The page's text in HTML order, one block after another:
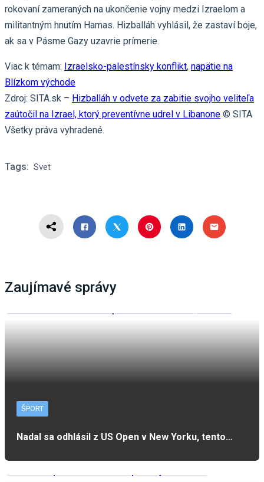
rokovaní zameraných na ukončenie vojny medzi Izraelom a
militantným hnutím Hamas. Hizballáh vyhlásil, že zastaví boje,
ak sa v Pásme Gazy uzavrie prímerie.
Viac k témam: Izraelsko-palestínsky konflikt, napätie na
Blízkom východe
Zdroj: SITA.sk – Hizballáh v odvete za zabitie svojho veliteľa
zaútočil na Izrael, ktorý preventívne udrel v Libanone © SITA
Všetky práva vyhradené.
Tags: Svet
Zaujímavé správy
ŠPORT
Nadal sa odhlásil z US Open v New Yorku, tento…